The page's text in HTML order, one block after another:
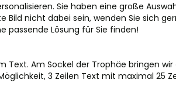
Sie haben eine große
nicht dabei sein, wenden Sie sich
passende Lösung für Sie finden!
Am Sockel der Trophäe bringen
3 Zeilen Text mit maximal 25